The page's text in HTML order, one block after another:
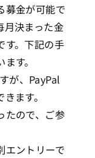
募金が可能で
月決まった金
す。下記の手
す。
が、PayPal
ます。
たので、ご参
エントリーで